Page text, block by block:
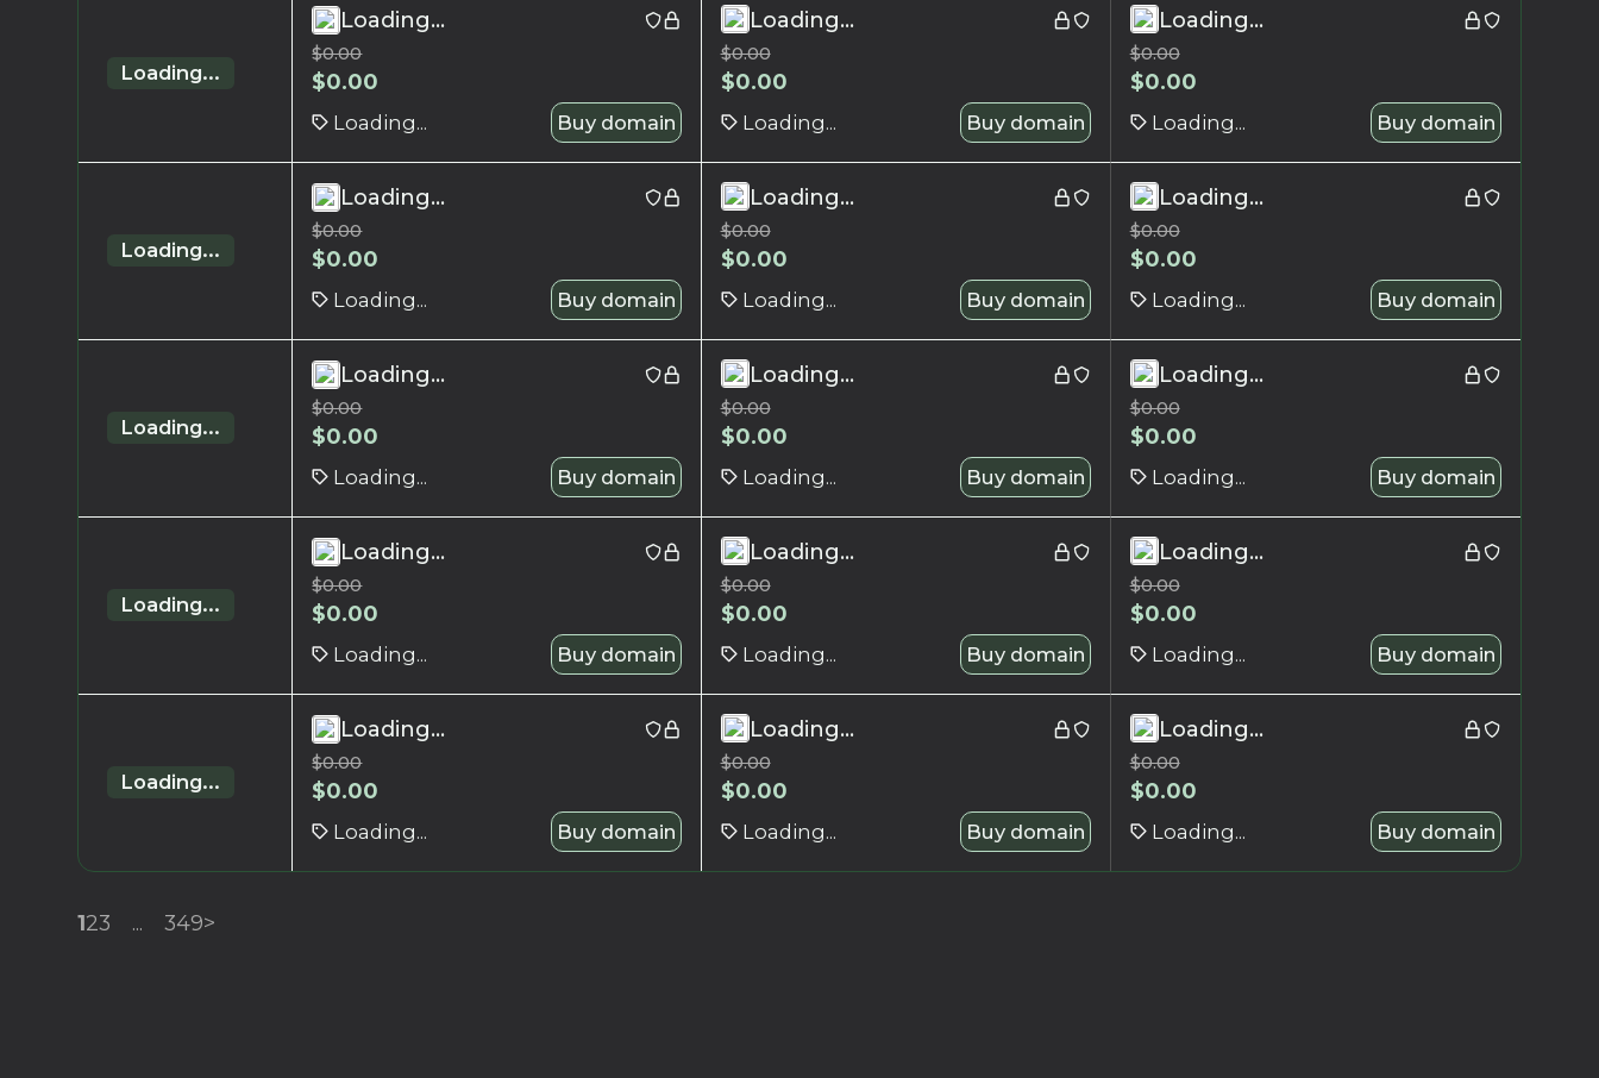
Loading...
Loading...
$0.00
$0.00
Loading... Buy domain
Loading...
$0.00
$0.00
Loading... Buy domain
Loading...
$0.00
$0.00
Loading... Buy domain
Loading...
Loading...
$0.00
$0.00
Loading... Buy domain
Loading...
$0.00
$0.00
Loading... Buy domain
Loading...
$0.00
$0.00
Loading... Buy domain
Loading...
Loading...
$0.00
$0.00
Loading... Buy domain
Loading...
$0.00
$0.00
Loading... Buy domain
Loading...
$0.00
$0.00
Loading... Buy domain
Loading...
Loading...
$0.00
$0.00
Loading... Buy domain
Loading...
$0.00
$0.00
Loading... Buy domain
Loading...
$0.00
$0.00
Loading... Buy domain
Loading...
Loading...
$0.00
$0.00
Loading... Buy domain
Loading...
$0.00
$0.00
Loading... Buy domain
Loading...
$0.00
$0.00
Loading... Buy domain
123 ... 349>